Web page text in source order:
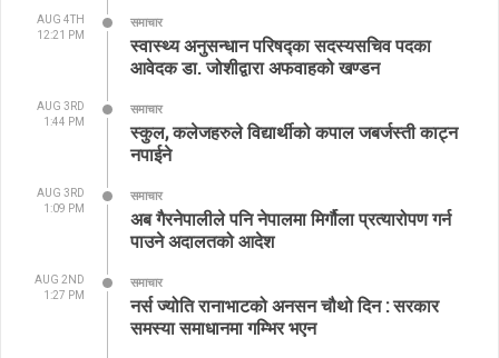
AUG 4TH
12:21 PM
समाचार
स्वास्थ्य अनुसन्धान परिषद्का सदस्यसचिव पदका
आवेदक डा. जोशीद्वारा अफवाहको खण्डन
AUG 3RD
1:44 PM
समाचार
स्कुल, कलेजहरुले विद्यार्थीको कपाल जबर्जस्ती काट्न
नपाईने
AUG 3RD
1:09 PM
समाचार
अब गैरनेपालीले पनि नेपालमा मिर्गौला प्रत्यारोपण गर्न
पाउने अदालतको आदेश
AUG 2ND
1:27 PM
समाचार
नर्स ज्योति रानाभाटको अनसन चौथो दिन : सरकार
समस्या समाधानमा गम्भिर भएन